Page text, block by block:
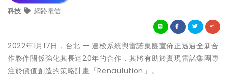
科技 網路電信
2022年1月17日，台北 — 達梭系統與雷諾集團宣佈正透過全新合
作夥伴關係強化其長達20年的合作，其將有助於實現雷諾集團專
注於價值創造的策略計畫「Renaulution」。